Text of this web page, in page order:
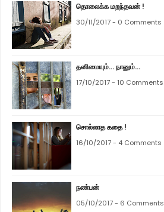
தொலைக்க மறந்தவன் !
30/11/2017 - 0 Comments
தனிமையும்... நானும்...
17/10/2017 - 10 Comments
சொல்லாத கதை !
16/10/2017 - 4 Comments
நண்பன்
05/10/2017 - 6 Comments